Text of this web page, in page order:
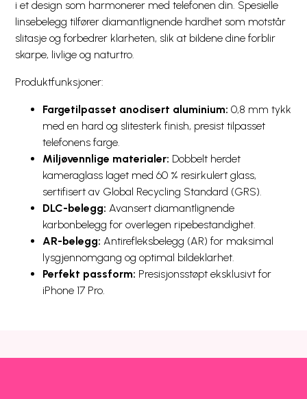
i et design som harmonerer med telefonen din. Spesielle
linsebelegg tilfører diamantlignende hardhet som motstår
slitasje og forbedrer klarheten, slik at bildene dine forblir
skarpe, livlige og naturtro.
Produktfunksjoner:
Fargetilpasset anodisert aluminium: 0,8 mm tykk
med en hard og slitesterk finish, presist tilpasset
telefonens farge.
Miljøvennlige materialer: Dobbelt herdet
kameraglass laget med 60 % resirkulert glass,
sertifisert av Global Recycling Standard (GRS).
DLC-belegg: Avansert diamantlignende
karbonbelegg for overlegen ripebestandighet.
AR-belegg: Antirefleksbelegg (AR) for maksimal
lysgjennomgang og optimal bildeklarhet.
Perfekt passform: Presisjonsstøpt eksklusivt for
iPhone 17 Pro.